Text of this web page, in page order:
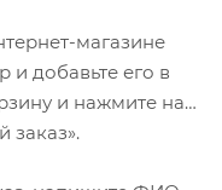
магазине
и добавьте его в
и нажмите на
заказ».